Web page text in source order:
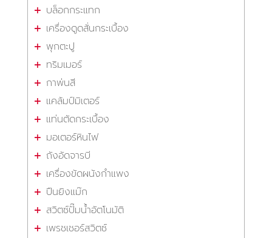
บล็อกกระแทก
เครื่องดูดสั่นกระเบื้อง
พุกตะปู
ทริมเมอร์
กาพ่นสี
แคล้มป์มิเตอร์
แท่นตัดกระเบื้อง
มอเตอร์หินไฟ
ถังอัดจารบี
เครื่องขัดผนังกำแพง
ปืนยิงแม๊ก
สวิตซ์ปั๊มน้ำอัตโนมัติ
เพรชเชอร์สวิตซ์